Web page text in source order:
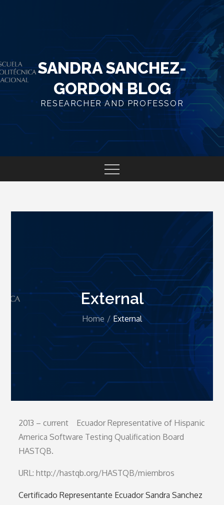
SANDRA SANCHEZ-
GORDON BLOG
RESEARCHER AND PROFESSOR
External
Home External
2013 – current Ecuador Representative of Hispanic
America Software Testing Qualification Board
HASTQB.
URL: http://hastqb.org/HASTQB/miembros
Certificado Representante Ecuador Sandra Sanchez